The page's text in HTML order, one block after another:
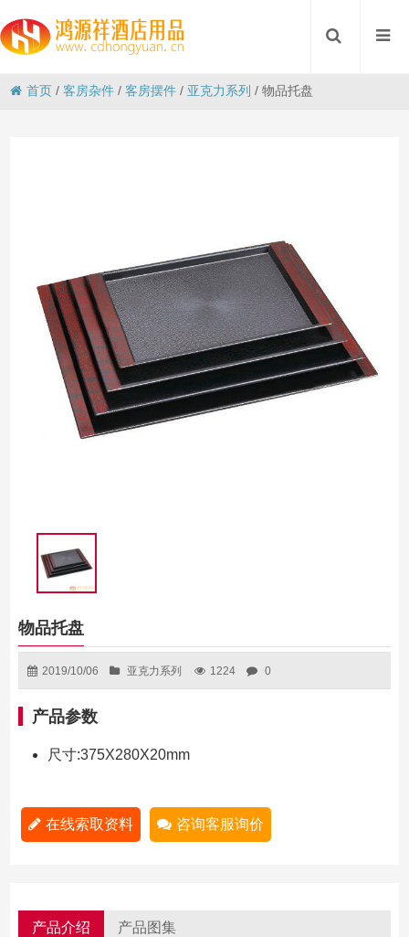
首页 /客房杂件 /客房摆件 / 亚克力系列 /物品托盘
物品托盘
2019/10/06 亚克力系列 1224 0
产品参数
尺寸:375X280X20mm
在线索取资料 咨询客服询价
产品介绍 产品图集